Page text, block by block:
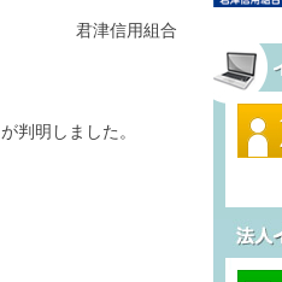
君津信用組合
判明しました。